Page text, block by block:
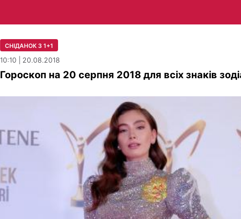
СНІДАНОК З 1+1
10:10 | 20.08.2018
Гороскоп на 20 серпня 2018 для всіх знаків